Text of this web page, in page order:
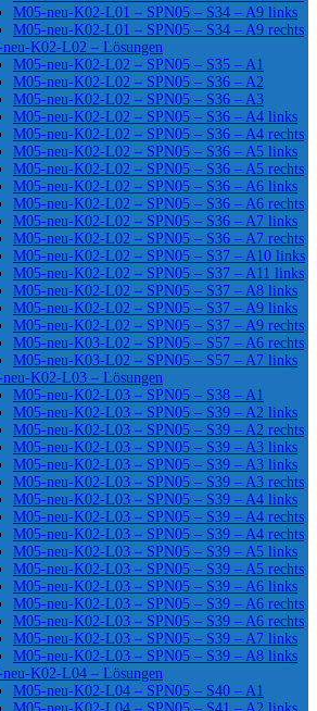
M05-neu-K02-L01 – SPN05 – S34 – A9 links
M05-neu-K02-L01 – SPN05 – S34 – A9 rechts
K02-L02 – Lösungen
M05-neu-K02-L02 – SPN05 – S35 – A1
M05-neu-K02-L02 – SPN05 – S36 – A2
M05-neu-K02-L02 – SPN05 – S36 – A3
M05-neu-K02-L02 – SPN05 – S36 – A4 links
M05-neu-K02-L02 – SPN05 – S36 – A4 rechts
M05-neu-K02-L02 – SPN05 – S36 – A5 links
M05-neu-K02-L02 – SPN05 – S36 – A5 rechts
M05-neu-K02-L02 – SPN05 – S36 – A6 links
M05-neu-K02-L02 – SPN05 – S36 – A6 rechts
M05-neu-K02-L02 – SPN05 – S36 – A7 links
M05-neu-K02-L02 – SPN05 – S36 – A7 rechts
M05-neu-K02-L02 – SPN05 – S37 – A10 links
M05-neu-K02-L02 – SPN05 – S37 – A11 links
M05-neu-K02-L02 – SPN05 – S37 – A8 links
M05-neu-K02-L02 – SPN05 – S37 – A9 links
M05-neu-K02-L02 – SPN05 – S37 – A9 rechts
M05-neu-K03-L02 – SPN05 – S57 – A6 rechts
M05-neu-K03-L02 – SPN05 – S57 – A7 links
K02-L03 – Lösungen
M05-neu-K02-L03 – SPN05 – S38 – A1
M05-neu-K02-L03 – SPN05 – S39 – A2 links
M05-neu-K02-L03 – SPN05 – S39 – A2 rechts
M05-neu-K02-L03 – SPN05 – S39 – A3 links
M05-neu-K02-L03 – SPN05 – S39 – A3 links
M05-neu-K02-L03 – SPN05 – S39 – A3 rechts
M05-neu-K02-L03 – SPN05 – S39 – A4 links
M05-neu-K02-L03 – SPN05 – S39 – A4 rechts
M05-neu-K02-L03 – SPN05 – S39 – A4 rechts
M05-neu-K02-L03 – SPN05 – S39 – A5 links
M05-neu-K02-L03 – SPN05 – S39 – A5 rechts
M05-neu-K02-L03 – SPN05 – S39 – A6 links
M05-neu-K02-L03 – SPN05 – S39 – A6 rechts
M05-neu-K02-L03 – SPN05 – S39 – A6 rechts
M05-neu-K02-L03 – SPN05 – S39 – A7 links
M05-neu-K02-L03 – SPN05 – S39 – A8 links
K02-L04 – Lösungen
M05-neu-K02-L04 – SPN05 – S40 – A1